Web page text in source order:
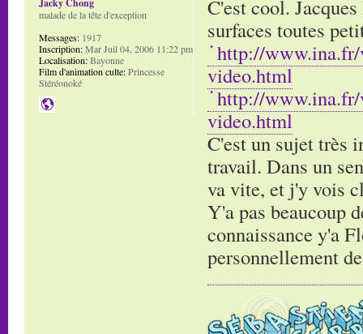
C'est cool.
surfaces toutes
http://www.ina.fr/
video.html
http://www.ina.fr/
video.html
C'est un sujet très
travail. Dans un
va vite, et j'y vois
Y'a pas beaucoup
connaissance y'a
personnellement
malade de la tête d'exception
Messages: 1917
Inscription:Mar Juil 04, 2006 11:22 pm
Localisation:Bayonne
Film d'animation culte:Princesse
Stéréonoké